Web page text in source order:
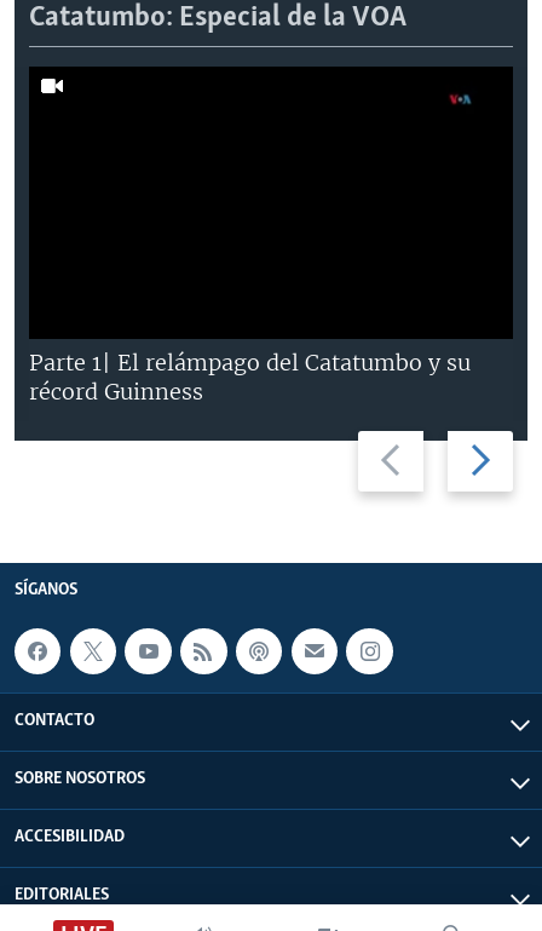
Catatumbo: Especial de la VOA
Previous
slide
Next
slide
Parte 1| El relámpago del Catatumbo y su
récord Guinness
SÍGANOS
CONTACTO
SOBRE NOSOTROS
ACCESIBILIDAD
EDITORIALES